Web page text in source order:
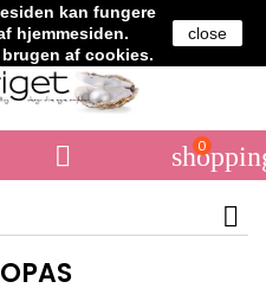
kan fungere
hjemmesiden.
af cookies.
close
 0